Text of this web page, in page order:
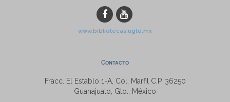
www.bibliotecas.ugto.mx
Contacto
Fracc. El Establo 1-A, Col. Marfil C.P. 36250
Guanajuato, Gto., México